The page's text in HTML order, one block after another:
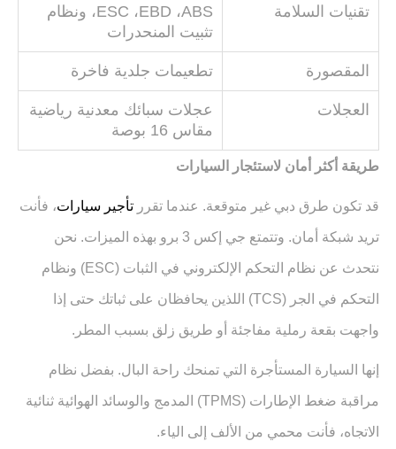
تقنيات السلامة ABS، EBD، ESC، ونظام
تثبيت المنحدرات
المقصورة تطعيمات جلدية فاخرة
العجلات
عجلات سبائك معدنية رياضية
مقاس 16 بوصة
طريقة أكثر أمان لاستئجار السيارات
قد تكون طرق دبي غير متوقعة. عندما تقررتأجير سيارات، فأنت
تريد شبكة أمان. وتتمتع جي إكس 3 برو بهذه الميزات. نحن
نتحدث عن نظام التحكم الإلكتروني في الثبات (ESC) ونظام
التحكم في الجر (TCS) اللذين يحافظان على ثباتك حتى إذا
واجهت بقعة رملية مفاجئة أو طريق زلق بسبب المطر .
إنها السيارة المستأجرة التي تمنحك راحة البال. بفضل نظام
مراقبة ضغط الإطارات (TPMS) المدمج والوسائد الهوائية ثنائية
الاتجاه، فأنت محمي من الألف إلى الياء.